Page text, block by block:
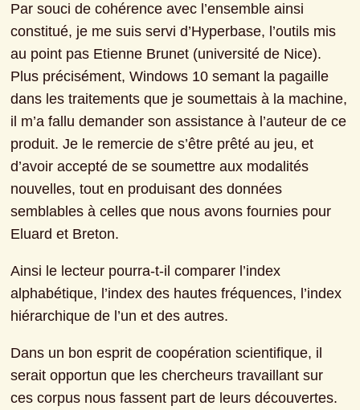
Par souci de cohérence avec l’ensemble ainsi
constitué, je me suis servi d’Hyperbase, l’outils mis
au point pas Etienne Brunet (université de Nice).
Plus précisément, Windows 10 semant la pagaille
dans les traitements que je soumettais à la machine,
il m’a fallu demander son assistance à l’auteur de ce
produit. Je le remercie de s’être prêté au jeu, et
d’avoir accepté de se soumettre aux modalités
nouvelles, tout en produisant des données
semblables à celles que nous avons fournies pour
Eluard et Breton.
Ainsi le lecteur pourra-t-il comparer l’index
alphabétique, l’index des hautes fréquences, l’index
hiérarchique de l’un et des autres.
Dans un bon esprit de coopération scientifique, il
serait opportun que les chercheurs travaillant sur
ces corpus nous fassent part de leurs découvertes.